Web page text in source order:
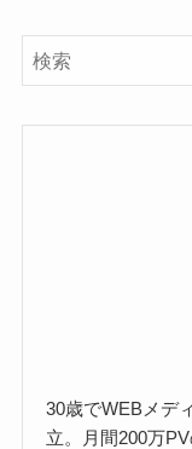
30歳でWEBメデ
立。月間200万